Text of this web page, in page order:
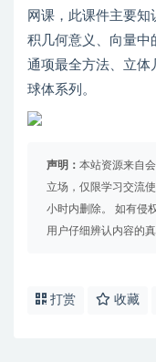
网课，此课件主要
积几何意义、向量中
通项最全方法、立体
球体系列。
声明： 本站资源来自
立场，仅限学习交流
小时内删除。 如有侵
用户仔细辨认内容的
打赏 收藏